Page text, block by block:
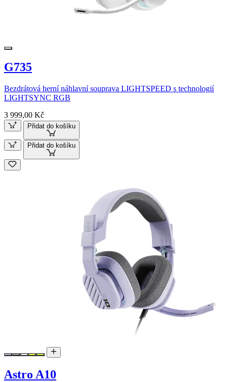
G735
Bezdrátová herní náhlavní souprava LIGHTSPEED s technologií
LIGHTSYNC RGB
3 999,00 Kč
Přidat do košíku
Přidat do košíku
Astro A10